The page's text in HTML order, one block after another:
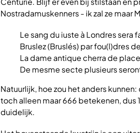
Nostradamuskenners - ik zal ze
Le sang du iuste à Londres sera
Bruslez (Bruslés) par fou(l)dres
La dame antique cherra de
De mesme secte plusieurs
Natuurlijk, hoe zou het anders kunnen:
toch alleen maar 666 betekenen, dus
duidelijk.